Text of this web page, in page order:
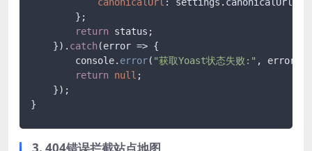
        };
return status;
    }).
catch(error => {
        console.
error( "获取Yoast状态失败:" , error);
return null ;
    });
}
3. 404错误拦截站点地图